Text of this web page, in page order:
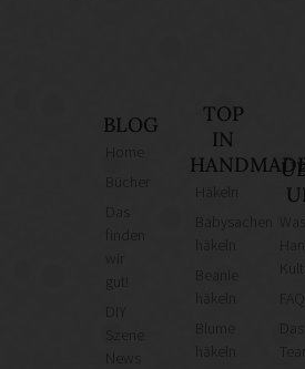
BLOG
finden
gut!
News
TOP
IN
häkeln
häkeln
Das
Team